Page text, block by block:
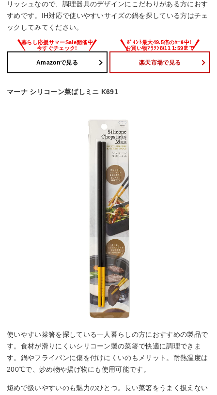
リッシュなので、調理器具のデザインにこだわりがある方におす
すめです。IH対応で使いやすいサイズの鍋を探している方はチェ
ックしてみてください。
Amazonで見る 楽天市場で見る
マーナ シリコーン菜ばしミニ K691
使いやすい菜箸を探している一人暮らしの方におすすめの製品で
す。食材が滑りにくいシリコーン製の菜箸で快適に調理できま
す。鍋やフライパンに傷を付けにくいのもメリット。耐熱温度は
200℃で、炒め物や揚げ物にも使用可能です。
短めで扱いやすいのも魅力のひとつ。長い菜箸をうまく扱えない